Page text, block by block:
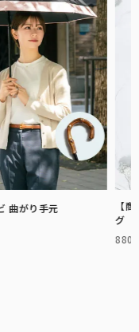
曲がり手元
【
グ（
880